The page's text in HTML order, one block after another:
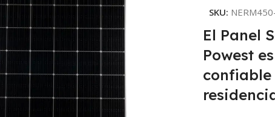
SKU:
El Panel
Powest
confiable